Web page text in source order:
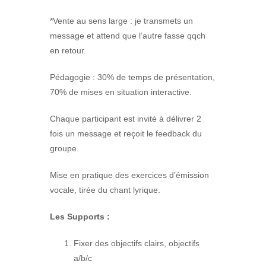
*Vente au sens large : je transmets un
message et attend que l’autre fasse qqch
en retour.
Pédagogie : 30% de temps de présentation,
70% de mises en situation interactive.
Chaque participant est invité à délivrer 2
fois un message et reçoit le feedback du
groupe.
Mise en pratique des exercices d’émission
vocale, tirée du chant lyrique.
Les Supports :
Fixer des objectifs clairs, objectifs
a/b/c